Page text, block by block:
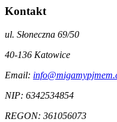
Kontakt
ul. Słoneczna 69/50
40-136 Katowice
Email:
NIP: 6342534854
REGON: 361056073